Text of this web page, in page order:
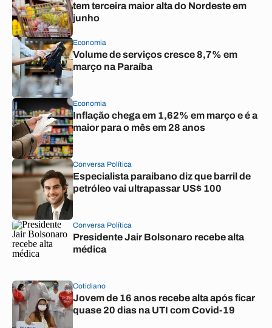
tem terceira maior alta do Nordeste em
junho
Economia
Volume de serviços cresce 8,7% em
março na Paraíba
Economia
Inflação chega em 1,62% em março e é a
maior para o mês em 28 anos
Conversa Política
Especialista paraibano diz que barril de
petróleo vai ultrapassar US$ 100
Conversa Política
Presidente Jair Bolsonaro recebe alta
médica
Cotidiano
Jovem de 16 anos recebe alta após ficar
quase 20 dias na UTI com Covid-19